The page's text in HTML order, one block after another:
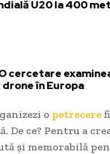
U20 la 400
cercetare
în Europa
o petrecere
De ce? Pentru a
și memorabilă